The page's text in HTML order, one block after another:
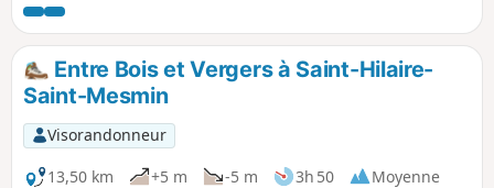
magnifique église de la Chapelle-Saint-Mesmin
surplombant le fleuve.
Entre Bois et Vergers à Saint-Hilaire-
Saint-Mesmin
Visorandonneur
13,50 km
+5 m -5 m 3h 50
Moyenne